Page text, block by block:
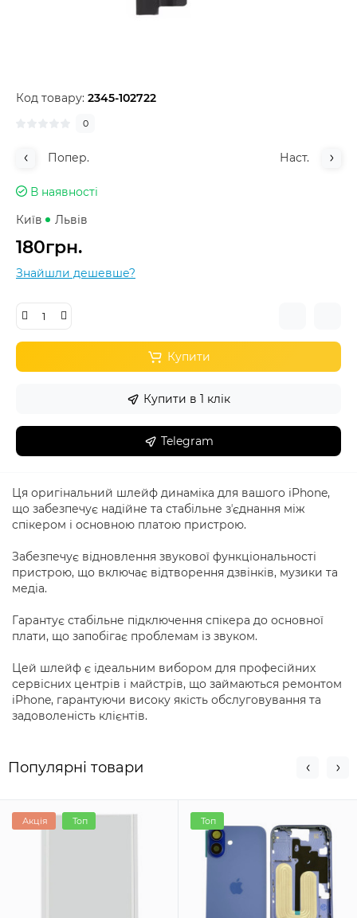
Код товару: 2345-102722
0
Попер. Наст.
В наявності
Київ
Львів
180грн.
Знайшли дешевше?
Купити
Купити в 1 клік
Telegram
Ця оригінальний шлейф динаміка для вашого iPhone,
що забезпечує надійне та стабільне зʼєднання між
спікером і основною платою пристрою.
Забезпечує відновлення звукової функціональності
пристрою, що включає відтворення дзвінків, музики та
медіа.
Гарантує стабільне підключення спікера до основної
плати, що запобігає проблемам із звуком.
Цей шлейф є ідеальним вибором для професійних
сервісних центрів і майстрів, що займаються ремонтом
iPhone, гарантуючи високу якість обслуговування та
задоволеність клієнтів.
Популярні товари
Акція Топ Топ